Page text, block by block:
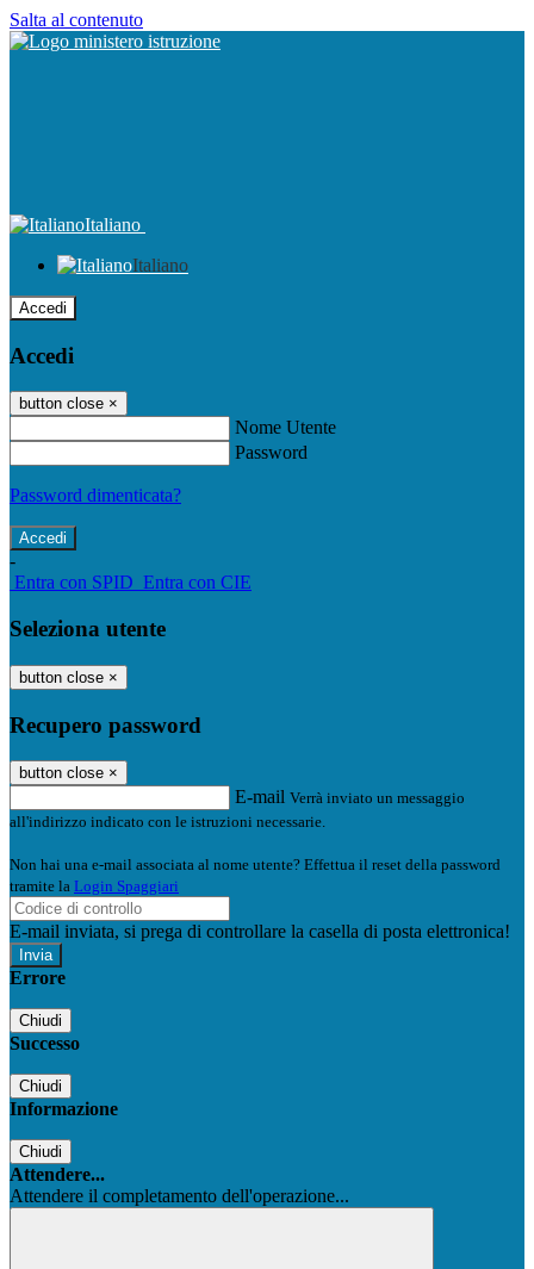
Salta al contenuto
Italiano
Italiano
Accedi
Accedi
button close ×
Nome Utente
Password
Password dimenticata?
-
Entra con SPID Entra con CIE
Seleziona utente
button close ×
Recupero password
button close ×
E-mail Verrà inviato un messaggio
all'indirizzo indicato con le istruzioni necessarie.
Non hai una e-mail associata al nome utente? Effettua il reset della password
tramite la Login Spaggiari
E-mail inviata, si prega di controllare la casella di posta elettronica!
Errore
Chiudi
Successo
Chiudi
Informazione
Chiudi
Attendere...
Attendere il completamento dell'operazione...